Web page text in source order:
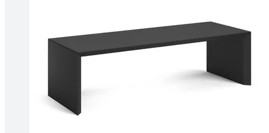
Tartus kivi töötlemine